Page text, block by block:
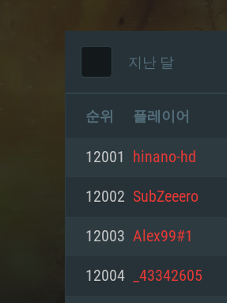
지난 달
순위 플레이어
12001 hinano-hd
12002 SubZeeero
12003 Alex99#1
12004 _43342605